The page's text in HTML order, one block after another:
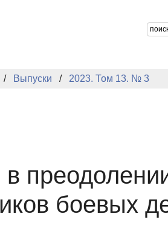
Выпуски 2023. Том 13. № 3
боевых